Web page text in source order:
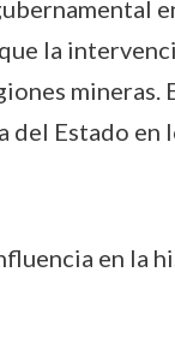
la
mineras.
Estado en
en la